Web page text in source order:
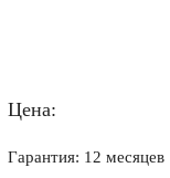
Цена:
Гарантия: 12 месяцев